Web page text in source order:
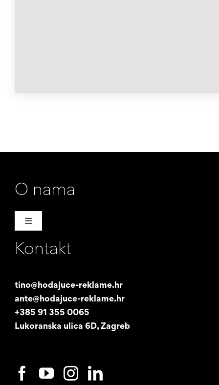
O nama
Toggle
Naša priča
Studentski posao
Kontakt
tino@hodajuce-reklame.hr
ante@hodajuce-reklame.hr
+385 91 355 0065
Lukoranska ulica 6D, Zagreb